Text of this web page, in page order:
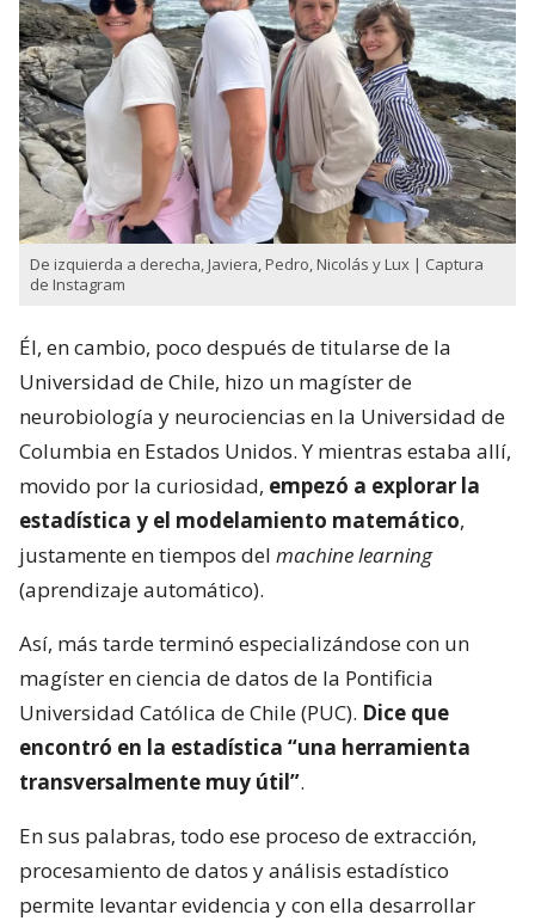
De izquierda a derecha, Javiera, Pedro, Nicolás y Lux | Captura
de Instagram
Él, en cambio, poco después de titularse de la
Universidad de Chile, hizo un magíster de
neurobiología y neurociencias en la Universidad de
Columbia en Estados Unidos. Y mientras estaba allí,
movido por la curiosidad, empezó a explorar la
estadística y el modelamiento matemático,
justamente en tiempos del machine learning
(aprendizaje automático).
Así, más tarde terminó especializándose con un
magíster en ciencia de datos de la Pontificia
Universidad Católica de Chile (PUC). Dice que
encontró en la estadística “una herramienta
transversalmente muy útil”.
En sus palabras, todo ese proceso de extracción,
procesamiento de datos y análisis estadístico
permite levantar evidencia y con ella desarrollar